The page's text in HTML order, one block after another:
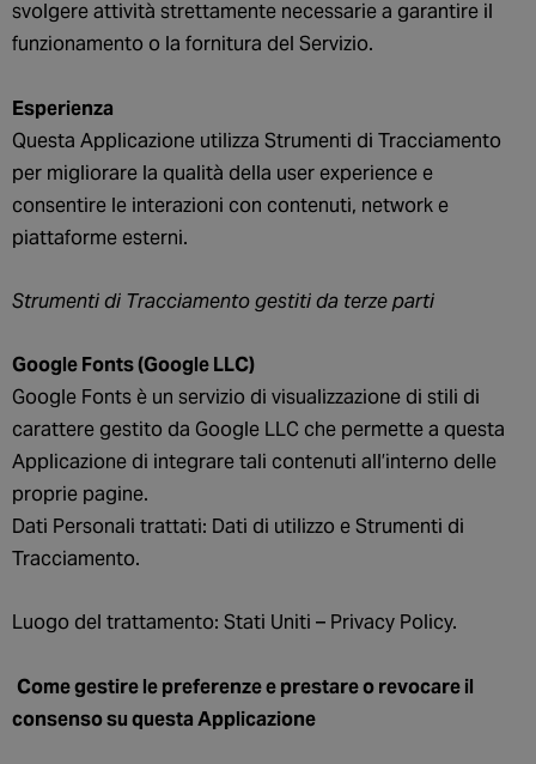
svolgere attività strettamente necessarie a garantire il
funzionamento o la fornitura del Servizio.
Esperienza
Questa Applicazione utilizza Strumenti di Tracciamento
per migliorare la qualità della user experience e
consentire le interazioni con contenuti, network e
piattaforme esterni.
Strumenti di Tracciamento gestiti da terze parti
Google Fonts (Google LLC)
Google Fonts è un servizio di visualizzazione di stili di
carattere gestito da Google LLC che permette a questa
Applicazione di integrare tali contenuti all’interno delle
proprie pagine.
Dati Personali trattati: Dati di utilizzo e Strumenti di
Tracciamento.
Luogo del trattamento: Stati Uniti – Privacy Policy.
Comegestire le preferenze e prestare o revocare il
consenso su questa Applicazione